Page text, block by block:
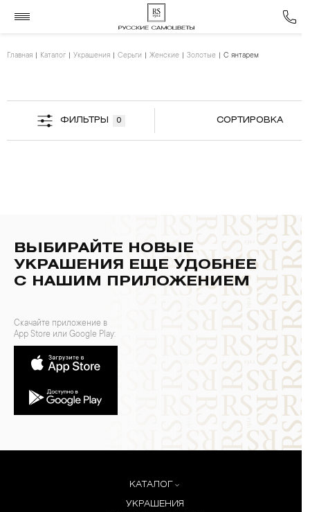
Главная Каталог Украшения Серьги Женские Золотые С янтарем
ФИЛЬТРЫ 0 СОРТИРОВКА
ВЫБИРАЙТЕ НОВЫЕ
УКРАШЕНИЯ ЕЩЕ УДОБНЕЕ
С НАШИМ ПРИЛОЖЕНИЕМ
Скачайте приложение в
App Store или Google Play:
КАТАЛОГ
УКРАШЕНИЯ